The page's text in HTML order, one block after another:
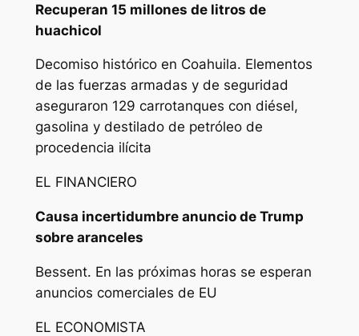
Recuperan 15 millones de litros de
huachicol
Decomiso histórico en Coahuila. Elementos
de las fuerzas armadas y de seguridad
aseguraron 129 carrotanques con diésel,
gasolina y destilado de petróleo de
procedencia ilícita
EL FINANCIERO
Causa incertidumbre anuncio de Trump
sobre aranceles
Bessent. En las próximas horas se esperan
anuncios comerciales de EU
EL ECONOMISTA